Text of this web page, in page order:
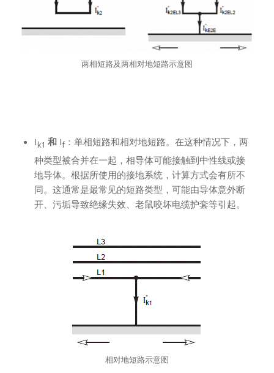
两相短路及两相对地短路示意图
Ik1 和 If：单相短路和相对地短路。在这种情况下，两
种类型被合并在一起，相导体可能接触到中性线或接
地导体。根据所使用的接地系统，计算方式会有所不
同。这通常是最常见的短路类型，可能由导体意外断
开、污垢导致绝缘失效、老鼠咬坏电缆护套等引起。
相对地短路示意图